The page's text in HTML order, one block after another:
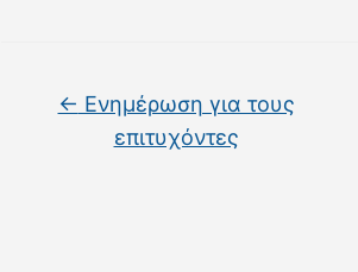
← Ενημέρωση για τους
επιτυχόντες